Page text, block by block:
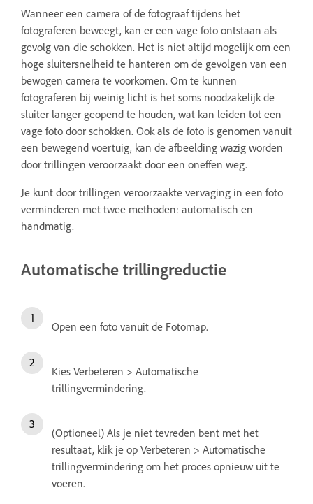
Wanneer een camera of de fotograaf tijdens het
fotograferen beweegt, kan er een vage foto ontstaan als
gevolg van die schokken. Het is niet altijd mogelijk om een
hoge sluitersnelheid te hanteren om de gevolgen van een
bewogen camera te voorkomen. Om te kunnen
fotograferen bij weinig licht is het soms noodzakelijk de
sluiter langer geopend te houden, wat kan leiden tot een
vage foto door schokken. Ook als de foto is genomen vanuit
een bewegend voertuig, kan de afbeelding wazig worden
door trillingen veroorzaakt door een oneffen weg.
Je kunt door trillingen veroorzaakte vervaging in een foto
verminderen met twee methoden: automatisch en
handmatig.
Automatische trillingreductie
Open een foto vanuit de Fotomap.
Kies Verbeteren > Automatische
trillingvermindering.
(Optioneel) Als je niet tevreden bent met het
resultaat, klik je op Verbeteren > Automatische
trillingvermindering om het proces opnieuw uit te
voeren.